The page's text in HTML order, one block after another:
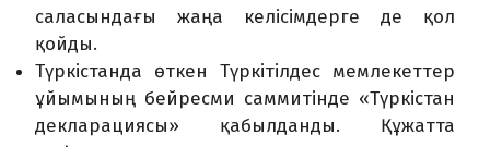
саласындағы жаңа келісімдерге де қол
қойды.
Түркістанда өткен Түркітілдес мемлекеттер
ұйымының бейресми саммитінде «Түркістан
декларациясы» қабылданды. Құжатта